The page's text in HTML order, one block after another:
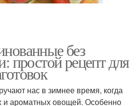
без
простой рецепт для
нас в зимнее время, когда
и ароматных овощей. Особенно